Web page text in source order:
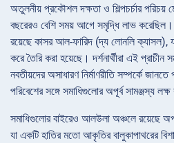
অতুলনীয় প্রকৌশল দক্ষতা ও শিল্পচর্চার পরিচয়
বছরেরও বেশি সময় আগে সমৃদ্ধি লাভ করেছিল।
রয়েছে কাসর আল-ফারিদ (দ্য লোনলি ক্যাসল),
করে তৈরি করা হয়েছে। দর্শনার্থীরা এই প্রাচীন
নবতীয়দের অসাধারণ নির্মাণরীতি সম্পর্কে
পরিবেশের সঙ্গে সমাধিগুলোর অপূর্ব সামঞ্জস্য
সমাধিগুলোর বাইরেও আলউলা অঞ্চলে রয়েছে
যা একটি হাতির মতো আকৃতির বালুকাপাথরের